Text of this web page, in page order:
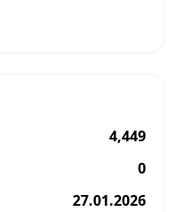
4,449
0
27.01.2026